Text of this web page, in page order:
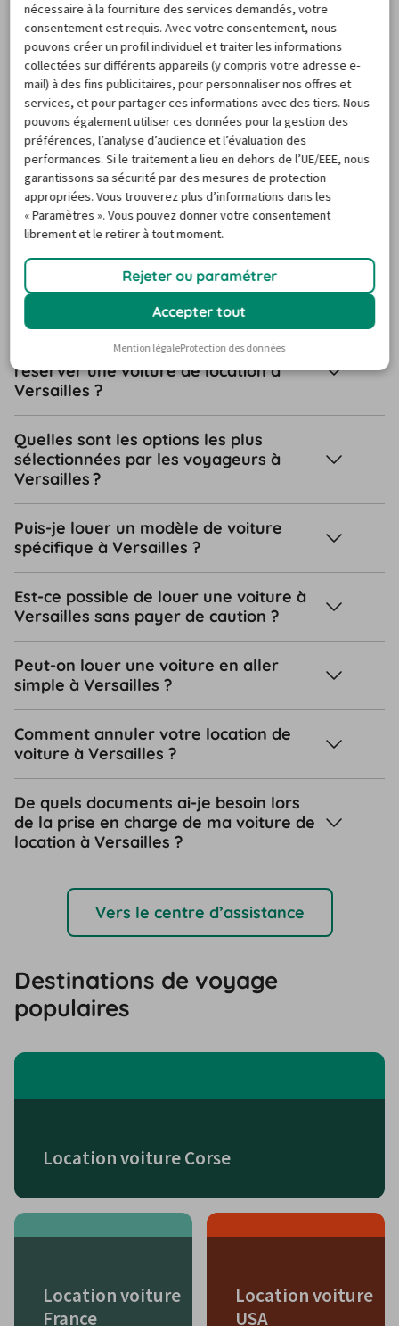
veille du départ. Notre service clientèle est également à
votre disposition, 24 heures sur 24, pour vous assister
avant, pendant et après votre réservation : contactez
notre infoligne téléphonique gratuite pour obtenir de
l'aide ou des conseils sur votre location de voiture
Europcar Versailles pas chere.
FAQ
Questions fréquentes sur la
location de voiture à Versailles
Ai-je besoin d’une carte de crédit pour
réserver une voiture de location à
Versailles ?
Quelles sont les options les plus
sélectionnées par les voyageurs à
Versailles ?
Puis-je louer un modèle de voiture
spécifique à Versailles ?
Est-ce possible de louer une voiture à
Versailles sans payer de caution ?
Peut-on louer une voiture en aller
simple à Versailles ?
Comment annuler votre location de
voiture à Versailles ?
De quels documents ai-je besoin lors
de la prise en charge de ma voiture de
location à Versailles ?
Vers le centre d’assistance
Destinations de voyage
populaires
Location voiture Corse
Location voiture
France
Location voiture
USA
nécessaire à la fourniture des services demandés, votre
consentement est requis. Avec votre consentement, nous
pouvons créer un profil individuel et traiter les informations
collectées sur différents appareils (y compris votre adresse e-
mail) à des fins publicitaires, pour personnaliser nos offres et
services, et pour partager ces informations avec des tiers. Nous
pouvons également utiliser ces données pour la gestion des
préférences, l’analyse d’audience et l’évaluation des
performances. Si le traitement a lieu en dehors de l’UE/EEE, nous
garantissons sa sécurité par des mesures de protection
appropriées. Vous trouverez plus d’informations dans les
« Paramètres ». Vous pouvez donner votre consentement
librement et le retirer à tout moment.
Rejeter ou paramétrer
Accepter tout
Mention légaleProtection des données